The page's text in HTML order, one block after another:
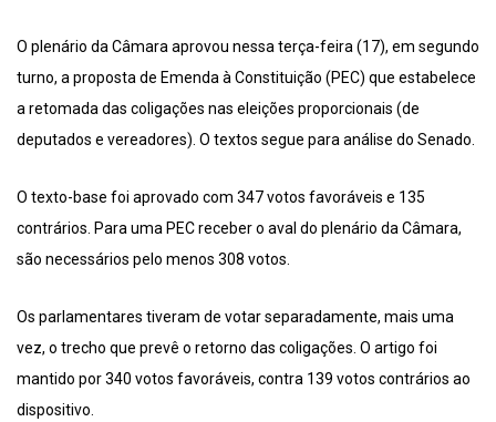
O plenário da Câmara aprovou nessa terça-feira (17), em segundo
turno, a proposta de Emenda à Constituição (PEC) que estabelece
a retomada das coligações nas eleições proporcionais (de
deputados e vereadores). O textos segue para análise do Senado.
O texto-base foi aprovado com 347 votos favoráveis e 135
contrários. Para uma PEC receber o aval do plenário da Câmara,
são necessários pelo menos 308 votos.
Os parlamentares tiveram de votar separadamente, mais uma
vez, o trecho que prevê o retorno das coligações. O artigo foi
mantido por 340 votos favoráveis, contra 139 votos contrários ao
dispositivo.